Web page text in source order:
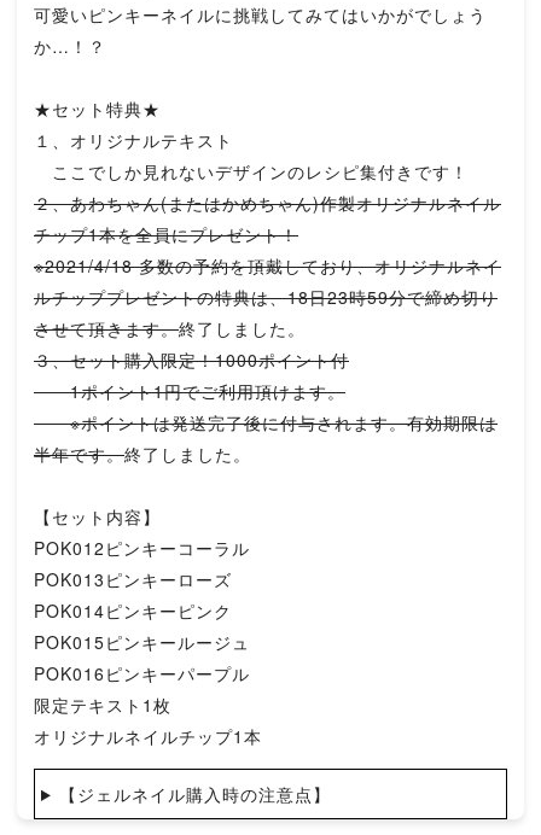
可愛いピンキーネイルに挑戦してみてはいかがでしょう
か…！？
★セット特典★
１、オリジナルテキスト
ここでしか見れないデザインのレシピ集付きです！
２、あわちゃん(またはかめちゃん)作製オリジナルネイル
チップ1本を全員にプレゼント！
※2021/4/18 多数の予約を頂戴しており、オリジナルネイ
ルチッププレゼントの特典は、18日23時59分で締め切り
させて頂きます。終了しました。
３、セット購入限定！1000ポイント付
1ポイント1円でご利用頂けます。
※ポイントは発送完了後に付与されます。有効期限は
半年です。終了しました。
【セット内容】
POK012ピンキーコーラル
POK013ピンキーローズ
POK014ピンキーピンク
POK015ピンキールージュ
POK016ピンキーパープル
限定テキスト1枚
オリジナルネイルチップ1本
【ジェルネイル購入時の注意点】